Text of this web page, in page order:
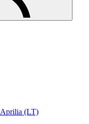
Aprilia (LT)